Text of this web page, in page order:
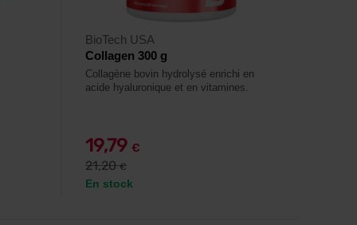
BioTech USA
Collagen 300 g
Collagène bovin hydrolysé enrichi en
acide hyaluronique et en vitamines.
19,79 €
21,20€
En stock